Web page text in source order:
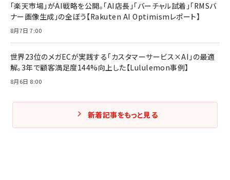
「楽天市場」がAI戦略を公開。「AI店長」「バーチャル試着」「RMSバ
ナー画像生成」の全ぼう【Rakuten AI Optimismレポート】
8月7日 7:00
世界23位のメガECが実践する「カスタマーサービス×AI」の最適
解。3年で顧客満足度144%向上した【Lululemon事例】
8月6日 8:00
新着記事をもっと見る